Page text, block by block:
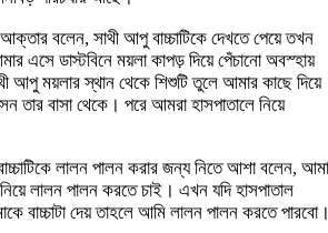
বলেন, সাথী আপু বাচ্চাটিকে দেখতে পেয়ে তখন
এসে ডাস্টবিনে ময়লা কাপড় দিয়ে পেঁচানো অবস্হায়
আপু ময়লার স্থান থেকে শিশুটি তুলে আমার কাছে দিয়ে
তার বাসা থেকে। পরে আমরা হাসপাতালে নিয়ে
লালন পালন করার জন্য নিতে আশা বলেন,
নিয়ে লালন পালন করতে চাই। এখন যদি হাসপাতাল
বাচ্চাটা দেয় তাহলে আমি লালন পালন করতে